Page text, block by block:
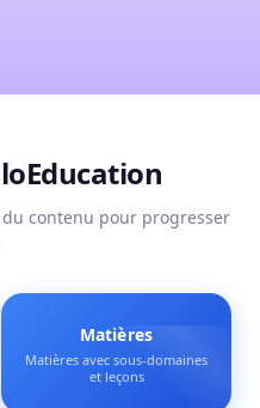
contenu pour progresser
Matières
Matières avec sous-domaines
et leçons